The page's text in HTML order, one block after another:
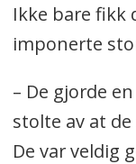
Ikke bare fikk
imponerte
– De gjorde
stolte av at
De var veldig